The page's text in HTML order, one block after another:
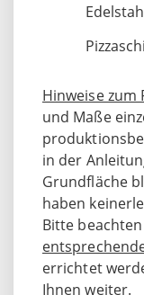
Hinweise zum
und Maße
in der
Grundfläche
haben
Bitte
errichtet
Ihnen weiter.